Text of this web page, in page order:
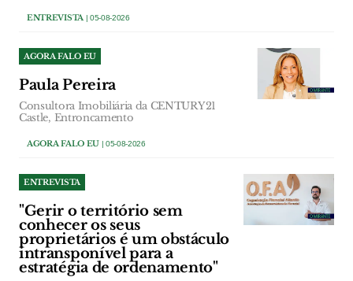
ENTREVISTA| 05-08-2026
AGORA FALO EU
Paula Pereira
Consultora Imobiliária da CENTURY21
Castle, Entroncamento
AGORA FALO EU | 05-08-2026
ENTREVISTA
"Gerir o território sem
conhecer os seus
proprietários é um obstáculo
intransponível para a
estratégia de ordenamento"